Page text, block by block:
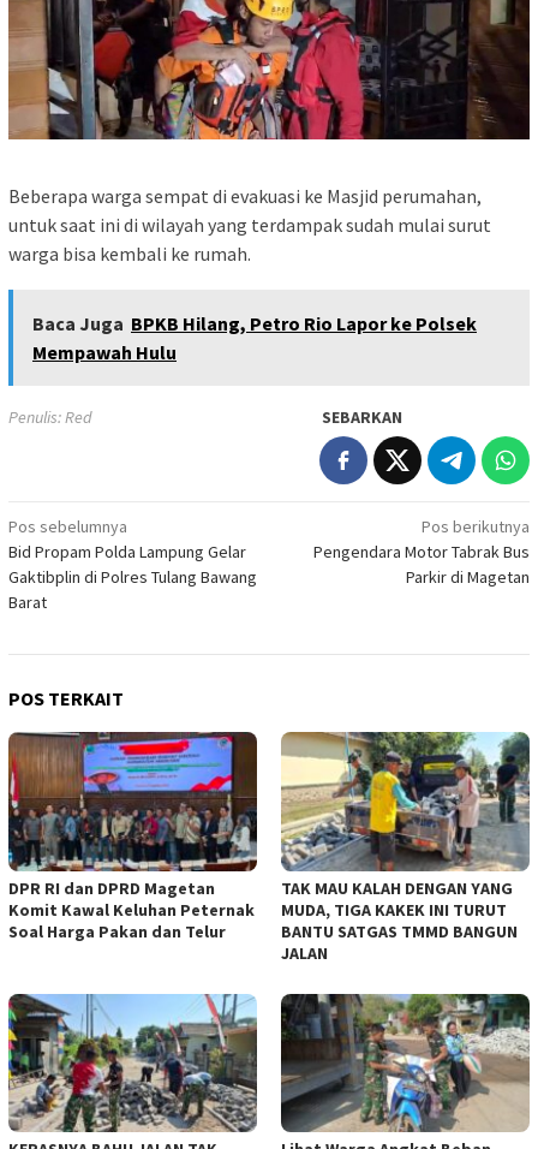
Beberapa warga sempat di evakuasi ke Masjid perumahan,
untuk saat ini di wilayah yang terdampak sudah mulai surut
warga bisa kembali ke rumah.
Baca Juga BPKB Hilang, Petro Rio Lapor ke Polsek
Mempawah Hulu
Penulis: Red SEBARKAN
Navigasi
pos
Pos sebelumnya
Bid Propam Polda Lampung Gelar
Gaktibplin di Polres Tulang Bawang
Barat
Pos berikutnya
Pengendara Motor Tabrak Bus
Parkir di Magetan
POS TERKAIT
DPR RI dan DPRD Magetan
Komit Kawal Keluhan Peternak
Soal Harga Pakan dan Telur
TAK MAU KALAH DENGAN YANG
MUDA, TIGA KAKEK INI TURUT
BANTU SATGAS TMMD BANGUN
JALAN